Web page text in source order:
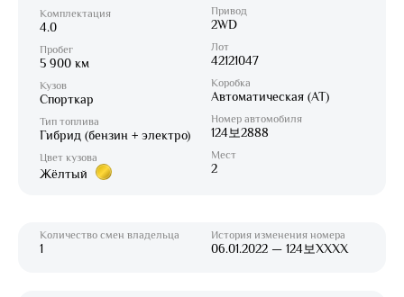
Комплектация
4.0
Пробег
5 900 км
Кузов
Спорткар
Тип топлива
Гибрид (бензин + электро)
Цвет кузова
Жёлтый
Привод
2WD
Лот
42121047
Коробка
Автоматическая (AT)
Номер автомобиля
124보2888
Мест
2
Количество смен владельца
1
История изменения номера
06.01.2022 — 124보XXXX